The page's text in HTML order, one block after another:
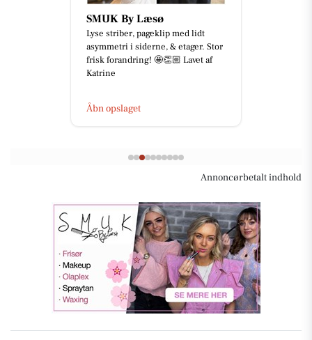
SMUK By Læsø
Lyse striber, pageklip med lidt
asymmetri i siderne, & etager. Stor
frisk forandring! 🤩👏🏼 Lavet af
Katrine
Åbn opslaget
Annoncørbetalt indhold